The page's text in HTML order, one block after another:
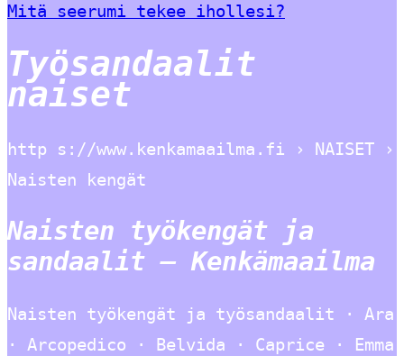
Mitä seerumi tekee ihollesi?
Työsandaalit
naiset
http s://www.kenkamaailma.fi › NAISET ›
Naisten kengät
Naisten työkengät ja
sandaalit – Kenkämaailma
Naisten työkengät ja työsandaalit · Ara
· Arcopedico · Belvida · Caprice · Emma